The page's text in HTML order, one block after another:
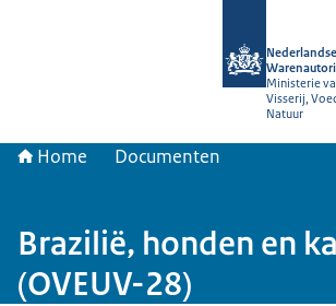
Ministerie
Visserij,
Natuur
Home Documenten
Brazilië, honden en
(OVEUV-28)